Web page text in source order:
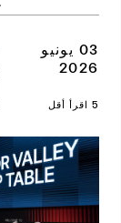
مع قيم
03 يونيو
2026
5 اقرأ أقل